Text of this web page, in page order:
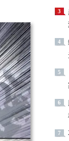
3
4
5
6
7